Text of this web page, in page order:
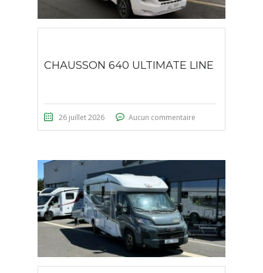
CHAUSSON 640 ULTIMATE LINE
26 juillet 2026 Aucun commentaire